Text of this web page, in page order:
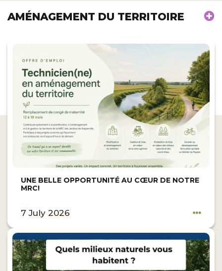
AMÉNAGEMENT DU TERRITOIRE
UNE BELLE OPPORTUNITÉ AU CŒUR DE NOTRE
MRC!
7 July 2026